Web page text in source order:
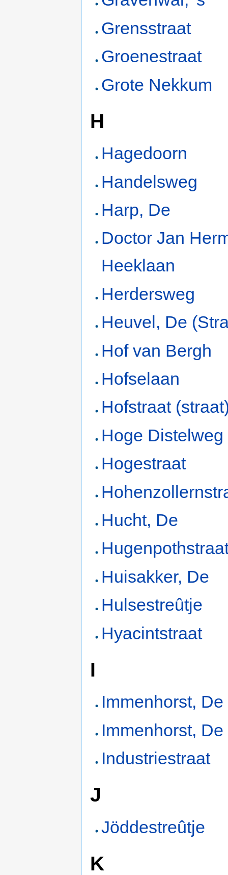
Grensstraat
Groenestraat
Grote Nekkum
H
Hagedoorn
Handelsweg
Harp, De
Doctor Jan
Heeklaan
Herdersweg
Heuvel, De
Hof van Bergh
Hofselaan
Hofstraat
Hoge Distelweg
Hogestraat
Hucht, De
Huisakker, De
Hulsestreûtje
Hyacintstraat
I
Immenhorst, De
Immenhorst,
Industriestraat
J
Jöddestreûtje
K